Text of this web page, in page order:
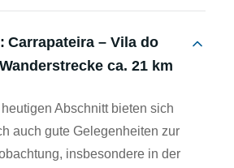
Carrapateira – Vila do
ca. 21 km
Abschnitt bieten sich
auch gute Gelegenheiten zur
insbesondere in der